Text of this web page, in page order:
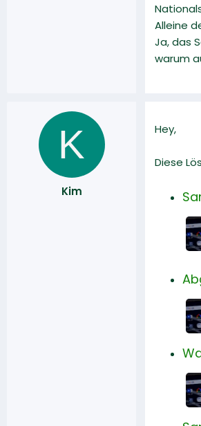
Alleine
Ja, das
warum
K
Kim
Hey,
Diese